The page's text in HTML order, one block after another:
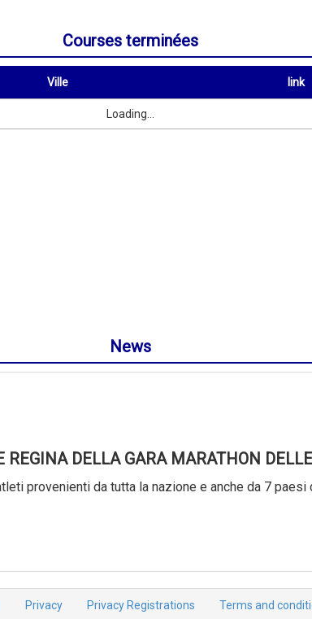
Courses terminées
Ville
link
Loading...
News
REGINA DELLA GARA MARATHON
provenienti da tutta la nazione e anche da 7
Privacy Privacy Registrations Terms and